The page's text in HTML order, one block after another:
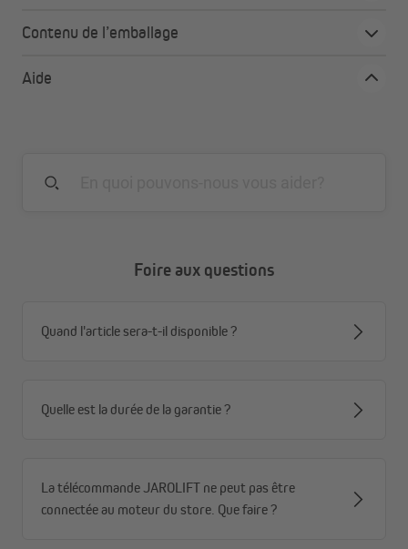
galvanisé
Contenu de l’emballage
Aide
Foire aux questions
Quand l'article sera-t-il disponible ?
Quelle est la durée de la garantie ?
La télécommande JAROLIFT ne peut pas être
connectée au moteur du store. Que faire ?